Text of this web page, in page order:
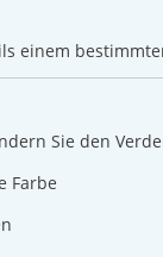
einem
Sie den
Farbe